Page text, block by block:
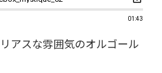
01:43
アスな雰囲気のオルゴール